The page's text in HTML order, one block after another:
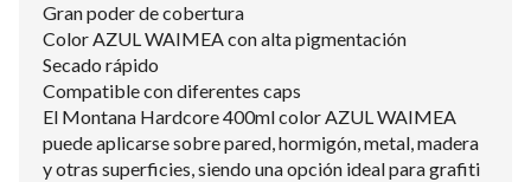
Gran poder de cobertura
Color AZUL WAIMEA con alta pigmentación
Secado rápido
Compatible con diferentes caps
El Montana Hardcore 400ml color AZUL WAIMEA
puede aplicarse sobre pared, hormigón, metal, madera
y otras superficies, siendo una opción ideal para grafiti